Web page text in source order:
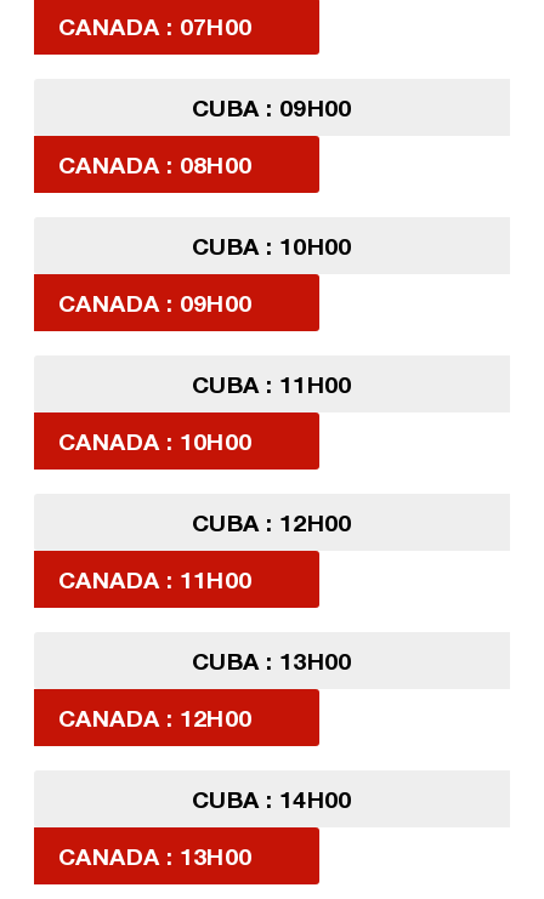
CANADA : 07H00
CUBA : 09H00
CANADA : 08H00
CUBA : 10H00
CANADA : 09H00
CUBA : 11H00
CANADA : 10H00
CUBA : 12H00
CANADA : 11H00
CUBA : 13H00
CANADA : 12H00
CUBA : 14H00
CANADA : 13H00